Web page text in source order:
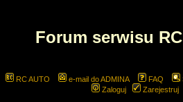
Forum serwisu
RC AUTO e-mail do ADMINA FAQ
Zaloguj
Zarejestruj